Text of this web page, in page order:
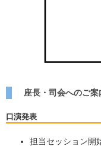
座長・司会へのご案
口演発表
担当セッション開